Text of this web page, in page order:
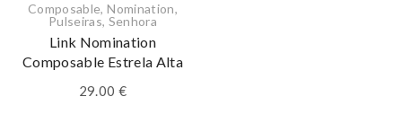
Composable,Nomination,
Pulseiras, Senhora
Link Nomination
Composable Estrela Alta
29.00 €